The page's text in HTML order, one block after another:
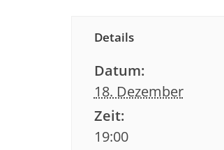
Details
Datum:
18. Dezember
Zeit:
19:00